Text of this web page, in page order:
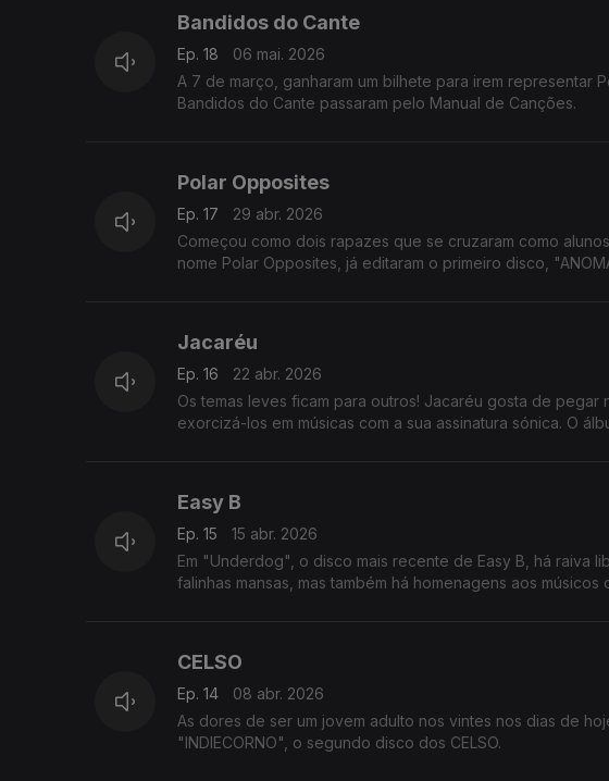
Bandidos do Cante
Ep. 18
06 mai. 2026
A 7 de março, ganharam um bilhete para irem representar
Bandidos do Cante passaram pelo Manual de Canções.
Polar Opposites
Ep. 17
29 abr. 2026
Começou como dois rapazes que se cruzaram como
nome Polar Opposites, já editaram o primeiro disco,
Jacaréu
Ep. 16
22 abr. 2026
Os temas leves ficam para outros! Jacaréu gosta de
exorcizá-los em músicas com a sua assinatura sónica. O
Easy B
Ep. 15
15 abr. 2026
Em "Underdog", o disco mais recente de Easy B, há raiva
falinhas mansas, mas também há homenagens aos
CELSO
Ep. 14
08 abr. 2026
As dores de ser um jovem adulto nos vintes nos dias de
"INDIECORNO", o segundo disco dos CELSO.